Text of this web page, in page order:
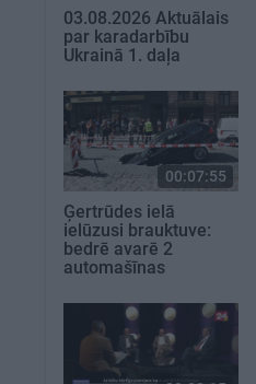
03.08.2026 Aktuālais
par karadarbību
Ukrainā 1. daļa
00:07:55
Ģertrūdes ielā
ielūzusi brauktuve:
bedrē avarē 2
automašīnas